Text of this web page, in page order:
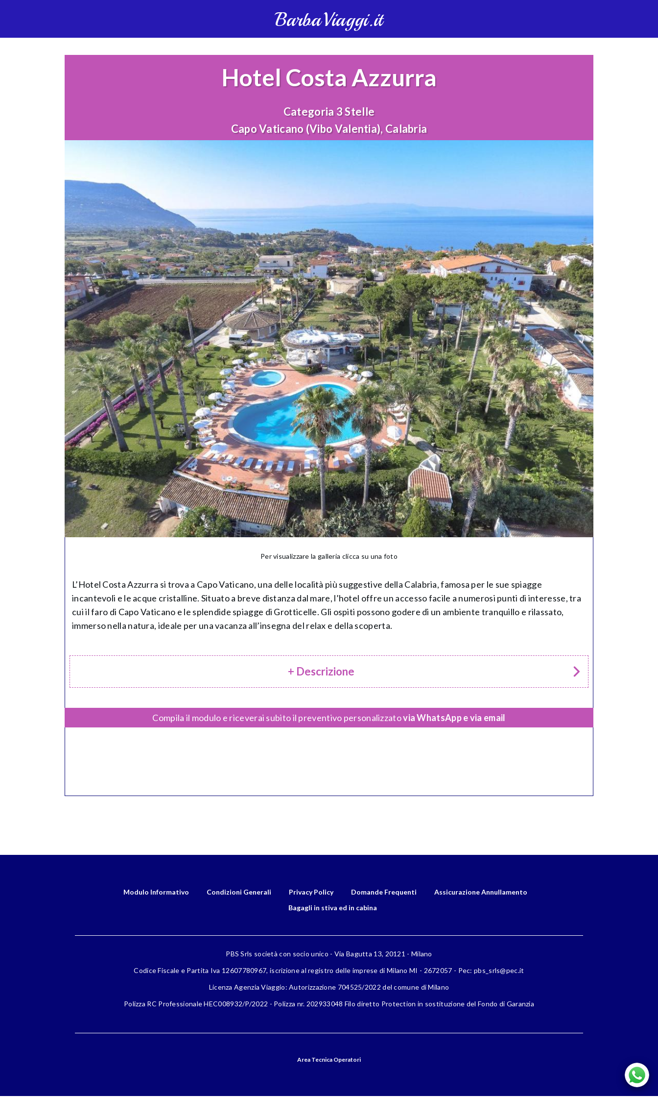
BarbaViaggi.it
Hotel Costa Azzurra
Categoria 3 Stelle
Capo Vaticano (Vibo Valentia), Calabria
Per visualizzare la galleria clicca su una foto
L’Hotel Costa Azzurra si trova a Capo Vaticano, una delle località più suggestive della Calabria, famosa per le sue spiagge
incantevoli e le acque cristalline. Situato a breve distanza dal mare, l’hotel offre un accesso facile a numerosi punti di interesse, tra
cui il faro di Capo Vaticano e le splendide spiagge di Grotticelle. Gli ospiti possono godere di un ambiente tranquillo e rilassato,
immerso nella natura, ideale per una vacanza all’insegna del relax e della scoperta.
+ Descrizione
Compila il modulo e riceverai subito il preventivo personalizzatovia WhatsApp e via email
Modulo Informativo Condizioni Generali Privacy Policy Domande Frequenti
Assicurazione Annullamento
Bagagli in stiva ed in cabina
PBS Srls società con socio unico - Via Bagutta 13, 20121 - Milano
Codice Fiscale e Partita Iva 12607780967, iscrizione al registro delle imprese di Milano MI - 2672057 - Pec: pbs_srls@pec.it
Licenza Agenzia Viaggio: Autorizzazione 704525/2022 del comune di Milano
Polizza RC Professionale HEC008932/P/2022 - Polizza nr. 202933048 Filo diretto Protection in sostituzione del Fondo di Garanzia
Area Tecnica Operatori